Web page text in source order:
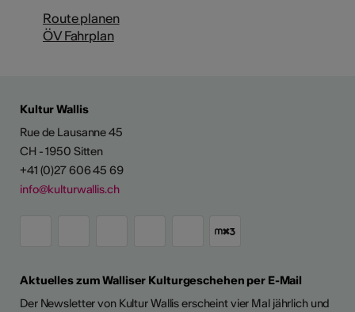
Route planen
ÖV Fahrplan
Kultur Wallis
Rue de Lausanne 45
CH - 1950 Sitten
+41 (0)27 606 45 69
info@kulturwallis.ch
Aktuelles zum Walliser Kulturgeschehen per E-Mail
Der Newsletter von Kultur Wallis erscheint vier Mal jährlich und